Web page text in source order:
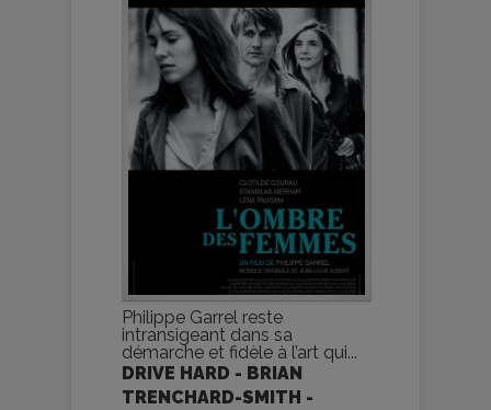
Philippe Garrel reste
intransigeant dans sa
démarche et fidèle à l’art qui...
DRIVE HARD - BRIAN
TRENCHARD-SMITH -